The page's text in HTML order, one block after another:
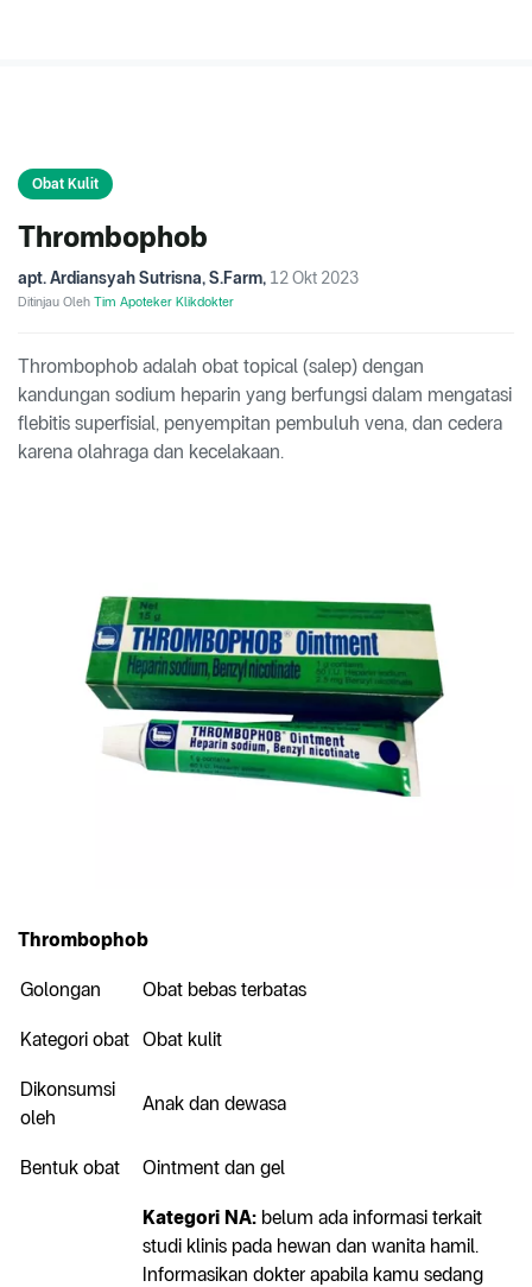
Obat Kulit
Thrombophob
apt. Ardiansyah Sutrisna, S.Farm, 12 Okt 2023
Ditinjau Oleh Tim Apoteker Klikdokter
Thrombophob adalah obat topical (salep) dengan
kandungan sodium heparin yang berfungsi dalam mengatasi
flebitis superfisial, penyempitan pembuluh vena, dan cedera
karena olahraga dan kecelakaan.
Thrombophob
Golongan Obat bebas terbatas
Kategori obat Obat kulit
Dikonsumsi
oleh
Anak dan dewasa
Bentuk obat Ointment dan gel
Kategori NA: belum ada informasi terkait
studi klinis pada hewan dan wanita hamil.
Informasikan dokter apabila kamu sedang